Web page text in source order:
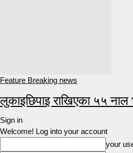
Feature Breaking news
लुकाइछिपाइ राखिएका ५५
Sign in
Welcome! Log into your account
your